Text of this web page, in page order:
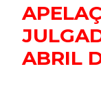
ABRIL